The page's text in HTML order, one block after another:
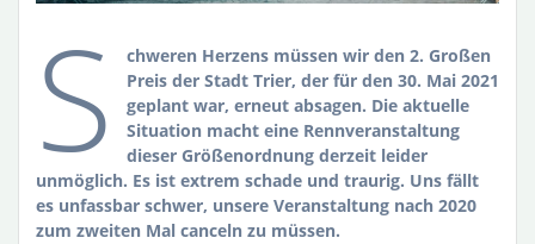
S
chweren Herzens müssen wir den 2. Großen
Preis der Stadt Trier, der für den 30. Mai 2021
geplant war, erneut absagen. Die aktuelle
Situation macht eine Rennveranstaltung
dieser Größenordnung derzeit leider
unmöglich. Es ist extrem schade und traurig. Uns fällt
es unfassbar schwer, unsere Veranstaltung nach 2020
zum zweiten Mal canceln zu müssen.